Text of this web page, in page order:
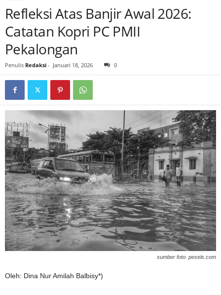
Refleksi Atas Banjir Awal 2026:
Catatan Kopri PC PMII
Pekalongan
Penulis Redaksi - Januari 18, 2026 0
sumber foto: pexels.com
Oleh: Dina Nur Amilah Balbisy*)